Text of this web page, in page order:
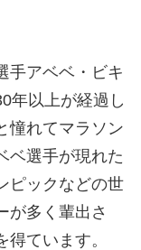
手アベベ・ビキ
年以上が経過し
憧れてマラソン
ベ選手が現れた
ピックなどの世
が多く輩出さ
得ています。